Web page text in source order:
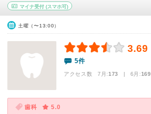
マイナ受付 (スマホ可)
土曜（〜13:00）
3.69
5件
アクセス数 7月:173 | 6月:169
歯科
5.0